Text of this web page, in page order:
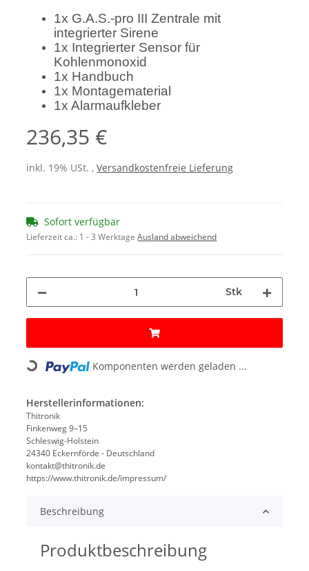
1x G.A.S.-pro III Zentrale mit
integrierter Sirene
1x Integrierter Sensor für
Kohlenmonoxid
1x Handbuch
1x Montagematerial
1x Alarmaufkleber
236,35 €
inkl. 19% USt. ,Versandkostenfreie Lieferung
Sofort verfügbar
Lieferzeit ca.: 1 - 3 WerktageAusland abweichend
Stk
Loading... Komponenten werden geladen ...
Herstellerinformationen:
Thitronik
Finkenweg 9–15
Schleswig-Holstein
24340 Eckernförde - Deutschland
kontakt@thitronik.de
https://www.thitronik.de/impressum/
Beschreibung
Produktbeschreibung